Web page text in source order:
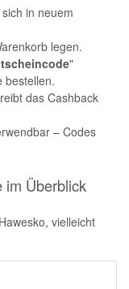
in neuem
legen.
"
bestellen.
das Cashback
– Codes
im Überblick
vielleicht